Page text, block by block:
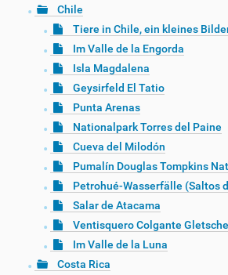
Chile
Tiere in Chile, ein kleines
Im Valle de la Engorda
Isla Magdalena
Geysirfeld El Tatio
Punta Arenas
Nationalpark Torres del Paine
Cueva del Milodón
Pumalín Douglas Tompkins
Petrohué-Wasserfälle (Saltos
Salar de Atacama
Ventisquero Colgante
Im Valle de la Luna
Costa Rica